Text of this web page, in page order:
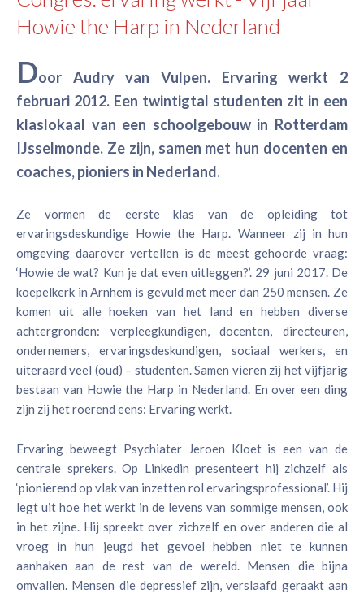
Howie the Harp in Nederland
Door Audry van Vulpen. Ervaring werkt 2
februari 2012. Een twintigtal studenten zit in een
klaslokaal van een schoolgebouw in Rotterdam
IJsselmonde. Ze zijn, samen met hun docenten en
coaches, pioniers in Nederland.
Ze vormen de eerste klas van de opleiding tot
ervaringsdeskundige Howie the Harp. Wanneer zij in hun
omgeving daarover vertellen is de meest gehoorde vraag:
‘Howie de wat? Kun je dat even uitleggen?’. 29 juni 2017. De
koepelkerk in Arnhem is gevuld met meer dan 250 mensen. Ze
komen uit alle hoeken van het land en hebben diverse
achtergronden: verpleegkundigen, docenten, directeuren,
ondernemers, ervaringsdeskundigen, sociaal werkers, en
uiteraard veel (oud) – studenten. Samen vieren zij het vijfjarig
bestaan van Howie the Harp in Nederland. En over een ding
zijn zij het roerend eens: Ervaring werkt.
Ervaring beweegt Psychiater Jeroen Kloet is een van de
centrale sprekers. Op Linkedin presenteert hij zichzelf als
‘pionierend op vlak van inzetten rol ervaringsprofessional’. Hij
legt uit hoe het werkt in de levens van sommige mensen, ook
in het zijne. Hij spreekt over zichzelf en over anderen die al
vroeg in hun jeugd het gevoel hebben niet te kunnen
aanhaken aan de rest van de wereld. Mensen die bijna
omvallen. Mensen die depressief zijn, verslaafd geraakt aan